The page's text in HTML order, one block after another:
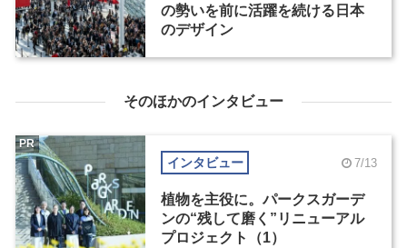
の勢いを前に活躍を続ける日本
のデザイン
そのほかのインタビュー
インタビュー 7/13
植物を主役に。パークスガーデ
ンの“残して磨く”リニューアル
プロジェクト（1）
PR